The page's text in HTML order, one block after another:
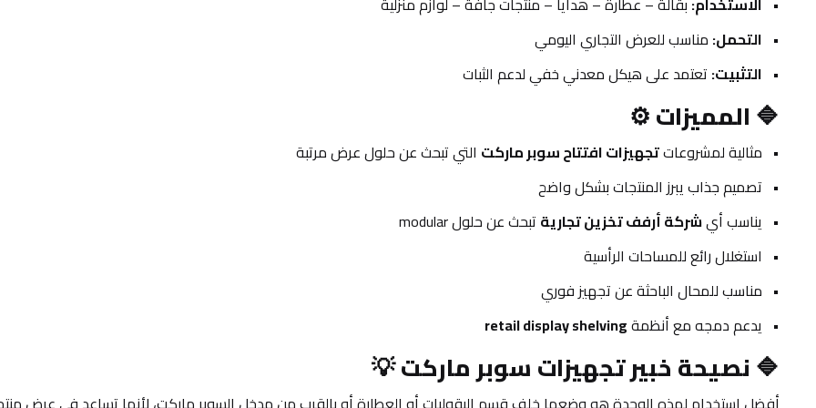
التحمل: مناسب للعرض التجاري اليومي
التثبيت: تعتمد على هيكل معدني خفي لدعم الثبات
🔷 المميزات ⚙️
مثالية لمشروعات تجهيزات افتتاح سوبر ماركت التي تبحث عن حلول عرض مرتبة
تصميم جذاب يبرز المنتجات بشكل واضح
يناسب أي شركة أرفف تخزين تجارية تبحث عن حلول modular
استغلال رائع للمساحات الرأسية
مناسب للمحال الباحثة عن تجهيز فوري
يدعم دمجه مع أنظمة retail display shelving
🔷 نصيحة خبير تجهيزات سوبر ماركت 💡